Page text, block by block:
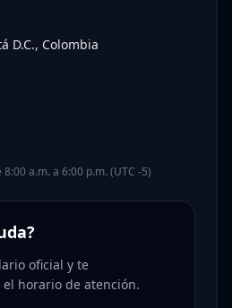
D.C., Colombia
a.m. a 6:00 p.m. (UTC -5)
oficial y te
horario de atención.